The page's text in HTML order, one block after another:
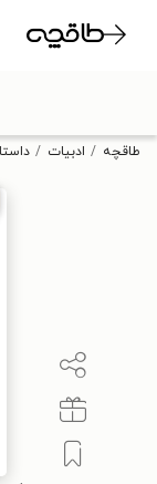
طاقچه ادبیات